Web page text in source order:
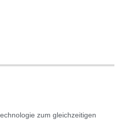
zum gleichzeitigen